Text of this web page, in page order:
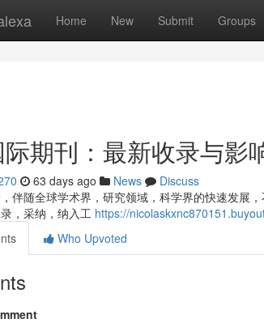
Home New Submit Groups
期刊：最新收录与影
63 days ago News
Discuss
伴随全球学术界，研究领域，科学界的快速发展
，采纳，纳入工 https://
Who Upvoted